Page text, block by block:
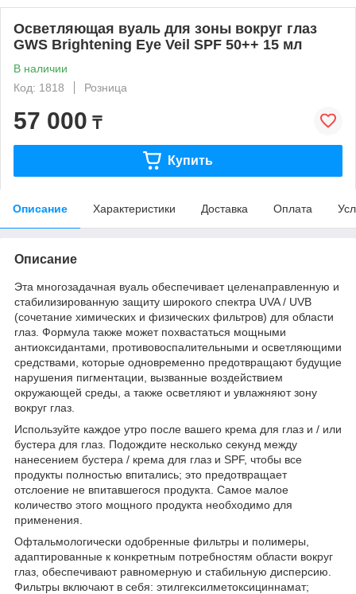
Осветляющая вуаль для зоны вокруг глаз
GWS Brightening Eye Veil SPF 50++ 15 мл
В наличии
Код: 1818
Розница
57 000 ₸
Купить
Описание Характеристики Доставка Оплата
Описание
Эта многозадачная вуаль обеспечивает целенаправленную и
стабилизированную защиту широкого спектра UVA / UVB
(сочетание химических и физических фильтров) для области
глаз. Формула также может похвастаться мощными
антиоксидантами, противовоспалительными и осветляющими
средствами, которые одновременно предотвращают будущие
нарушения пигментации, вызванные воздействием
окружающей среды, а также осветляют и увлажняют зону
вокруг глаз.
Используйте каждое утро после вашего крема для глаз и / или
бустера для глаз. Подождите несколько секунд между
нанесением бустера / крема для глаз и SPF, чтобы все
продукты полностью впитались; это предотвращает
отслоение не впитавшегося продукта. Самое малое
количество этого мощного продукта необходимо для
применения.
Офтальмологически одобренные фильтры и полимеры,
адаптированные к конкретным потребностям области вокруг
глаз, обеспечивают равномерную и стабильную дисперсию.
Фильтры включают в себя: этилгексилметоксициннамат;